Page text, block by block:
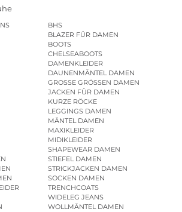
BHS
BLAZER FÜR DAMEN
BOOTS
CHELSEABOOTS
DAMENKLEIDER
DAUNENMÄNTEL DAMEN
GROSSE GRÖSSEN DAMEN
JACKEN FÜR DAMEN
KURZE RÖCKE
LEGGINGS DAMEN
MÄNTEL DAMEN
MAXIKLEIDER
MIDIKLEIDER
SHAPEWEAR DAMEN
STIEFEL DAMEN
STRICKJACKEN DAMEN
SOCKEN DAMEN
TRENCHCOATS
WIDELEG JEANS
WOLLMÄNTEL DAMEN